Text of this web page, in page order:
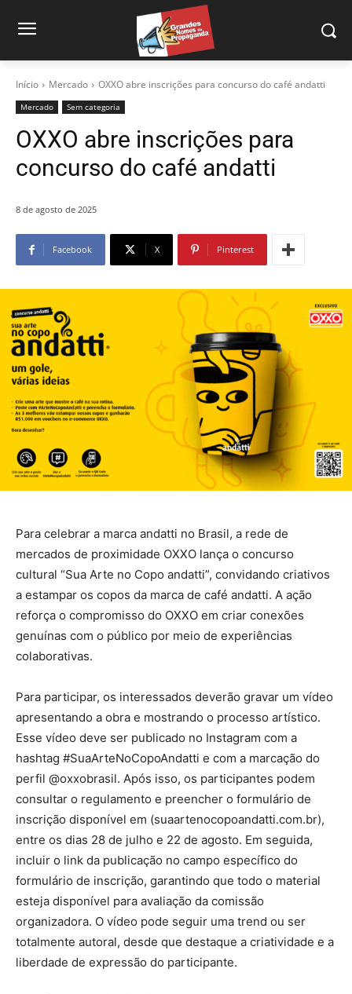
Início Mercado OXXO abre inscrições para concurso do café andatti
Mercado Sem categoria
OXXO abre inscrições para
concurso do café andatti
8 de agosto de 2025
Facebook X Pinterest
Para celebrar a marca andatti no Brasil, a rede de
mercados de proximidade OXXO lança o concurso
cultural “Sua Arte no Copo andatti”, convidando criativos
a estampar os copos da marca de café andatti. A ação
reforça o compromisso do OXXO em criar conexões
genuínas com o público por meio de experiências
colaborativas.
Para participar, os interessados deverão gravar um vídeo
apresentando a obra e mostrando o processo artístico.
Esse vídeo deve ser publicado no Instagram com a
hashtag #SuaArteNoCopoAndatti e com a marcação do
perfil @oxxobrasil. Após isso, os participantes podem
consultar o regulamento e preencher o formulário de
inscrição disponível em (suaartenocopoandatti.com.br),
entre os dias 28 de julho e 22 de agosto. Em seguida,
incluir o link da publicação no campo específico do
formulário de inscrição, garantindo que todo o material
esteja disponível para avaliação da comissão
organizadora. O vídeo pode seguir uma trend ou ser
totalmente autoral, desde que destaque a criatividade e a
liberdade de expressão do participante.